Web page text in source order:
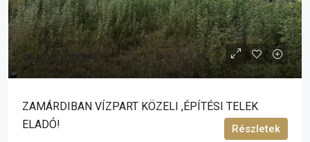
950 000 000 Ft
ZAMÁRDIBAN VÍZPART KÖZELI ,ÉPÍTÉSI TELEK
ELADÓ!
Részletek